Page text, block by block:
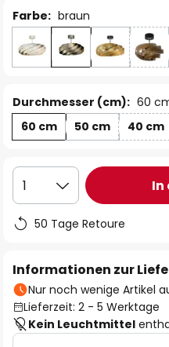
Farbe: braun
Durchmesser (cm): 60
60 cm
50 cm 40 cm
1 In
50 Tage Retoure
Informationen zur
Nur noch wenige Artikel
Lieferzeit: 2 - 5 Werktage
Kein Leuchtmittel